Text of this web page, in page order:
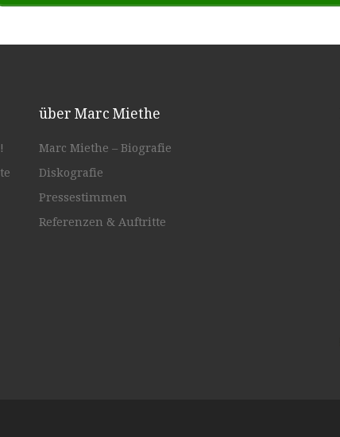
über Marc Miethe
Marc Miethe – Biografie
Diskografie
Pressestimmen
Referenzen & Auftritte